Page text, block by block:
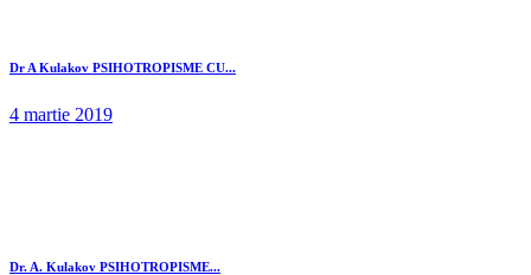
Dr A Kulakov PSIHOTROPISME CU...
4 martie 2019
Dr. A. Kulakov PSIHOTROPISME...